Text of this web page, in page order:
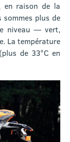
en raison de la
sommes plus de
niveau — vert,
La température
de 33°C en